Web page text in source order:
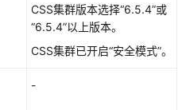
CSS集群版本选择“6.5.4”或
“6.5.4”以上版本。
CSS集群已开启“安全模式”。
-